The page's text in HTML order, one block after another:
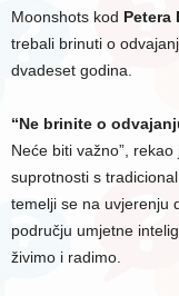
Moonshots kod Petera
trebali brinuti o
dvadeset godina.
“Ne brinite o
Neće biti važno”,
suprotnosti s
temelji se na uvjerenju
području umjetne
živimo i radimo.